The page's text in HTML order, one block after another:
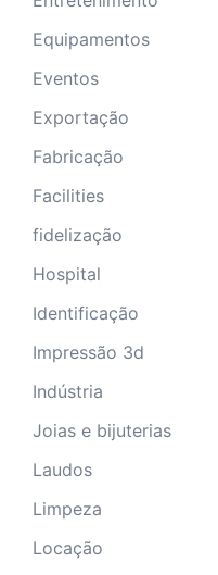
Equipamentos
Eventos
Exportação
Fabricação
Facilities
fidelização
Hospital
Identificação
Impressão 3d
Indústria
Joias e bijuterias
Laudos
Limpeza
Locação